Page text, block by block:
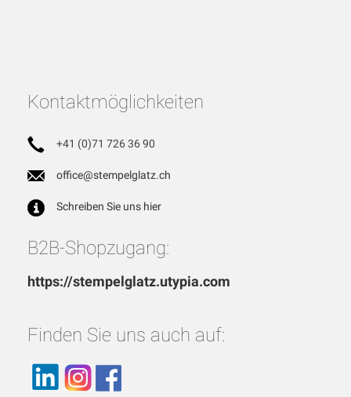
Kontaktmöglichkeiten
+41 (0)71 726 36 90
office@stempelglatz.ch
Schreiben Sie uns hier
B2B-Shopzugang:
https://stempelglatz.utypia.com
Finden Sie uns auch auf: